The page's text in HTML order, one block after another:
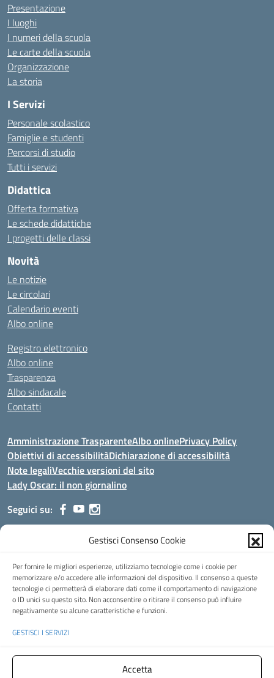
Gestisci Consenso Cookie
Per fornire le migliori esperienze, utilizziamo tecnologie come i cookie per
memorizzare e/o accedere alle informazioni del dispositivo. Il consenso a queste
tecnologie ci permetterà di elaborare dati come il comportamento di navigazione
o ID unici su questo sito. Non acconsentire o ritirare il consenso può influire
negativamente su alcune caratteristiche e funzioni.
GESTISCI I SERVIZI
Accetta
Presentazione
I luoghi
I numeri della scuola
Le carte della scuola
Organizzazione
La storia
I Servizi
Personale scolastico
Famiglie e studenti
Percorsi di studio
Tutti i servizi
Didattica
Offerta formativa
Le schede didattiche
I progetti delle classi
Novità
Le notizie
Le circolari
Calendario eventi
Albo online
Registro elettronico
Albo online
Trasparenza
Albo sindacale
Contatti
Amministrazione TrasparenteAlbo onlinePrivacy Policy
Obiettivi di accessibilitàDichiarazione di accessibilità
Note legaliVecchie versioni del sito
Lady Oscar: il non giornalino
Seguici su:
Viale Aldo Moro, 51 - 24021 Albino (Bg)
Posta elettronica certificata (PEC):bgis00900b@pec.istruzione.it
Codice fiscale: 95002390169
Codice meccanografico:BGIS00900B
Codice unico di fatturazione (CUF): UFMHLX
Spazio web concesso in uso gratuito daWeb3king, via Pertini 8 ALBINO